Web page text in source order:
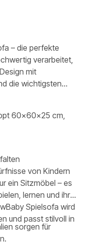
– die perfekte
verarbeitet,
mit
die wichtigsten
60x60x25 cm,
von Kindern
ein Sitzmöbel – es
lernen und ihre
Spielsofa wird
und passt stilvoll in
sorgen für